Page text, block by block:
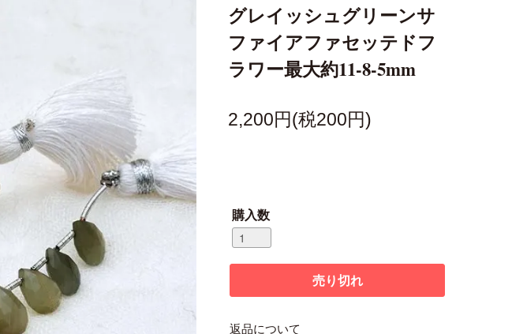
グレイッシュグリーンサ
ファイアファセッテドフ
ラワー最大約11-8-5mm
2,200円(税200円)
購入数
返品について